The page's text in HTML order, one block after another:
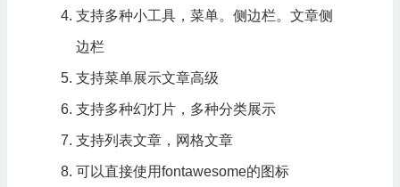
支持多种小工具，菜单。侧边栏。文章侧
边栏
支持菜单展示文章高级
支持多种幻灯片，多种分类展示
支持列表文章，网格文章
可以直接使用fontawesome的图标